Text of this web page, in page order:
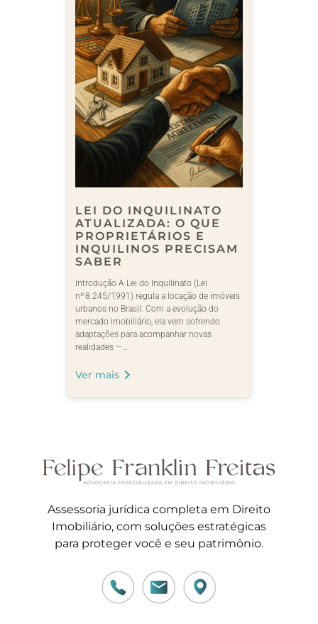
LEI DO INQUILINATO
ATUALIZADA: O QUE
PROPRIETÁRIOS E
INQUILINOS PRECISAM
SABER
Introdução A Lei do Inquilinato (Lei
nº 8.245/1991) regula a locação de imóveis
urbanos no Brasil. Com a evolução do
mercado imobiliário, ela vem sofrendo
adaptações para acompanhar novas
realidades —…
Ver mais
Assessoria jurídica completa em Direito
Imobiliário, com soluções estratégicas
para proteger você e seu patrimônio.